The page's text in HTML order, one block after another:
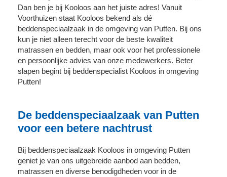
Dan ben je bij Kooloos aan het juiste adres! Vanuit
Voorthuizen staat Kooloos bekend als dé
beddenspeciaalzaak in de omgeving van Putten. Bij ons
kun je niet alleen terecht voor de beste kwaliteit
matrassen en bedden, maar ook voor het professionele
en persoonlijke advies van onze medewerkers. Beter
slapen begint bij beddenspecialist Kooloos in omgeving
Putten!
De beddenspeciaalzaak van Putten
voor een betere nachtrust
Bij beddenspeciaalzaak Kooloos in omgeving Putten
geniet je van ons uitgebreide aanbod aan bedden,
matrassen en diverse benodigdheden voor in de